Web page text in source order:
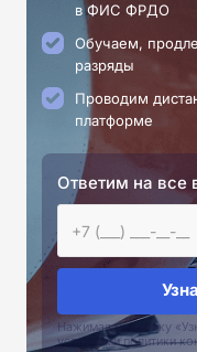
в ФИС ФРДО
Обучаем,
разряды
Проводим
платформе
Ответим на все
Нажимая на кнопку
условиями политики